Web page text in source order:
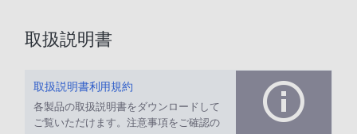
取扱説明書
取扱説明書利用規約
各製品の取扱説明書をダウンロードして
ご覧いただけます。注意事項をご確認の